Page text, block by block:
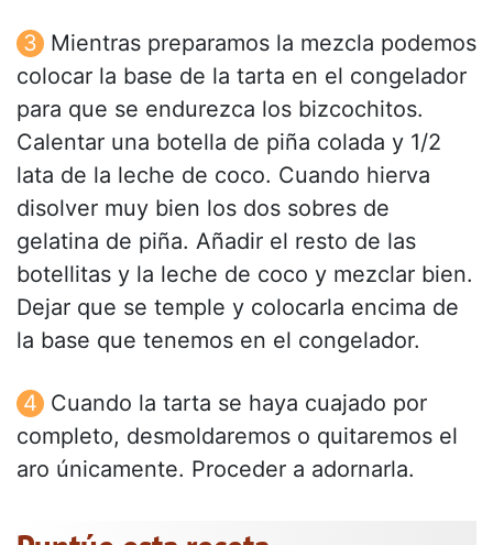
Mientras preparamos la mezcla podemos
colocar la base de la tarta en el congelador
para que se endurezca los bizcochitos.
Calentar una botella de piña colada y 1/2
lata de la leche de coco. Cuando hierva
disolver muy bien los dos sobres de
gelatina de piña. Añadir el resto de las
botellitas y la leche de coco y mezclar bien.
Dejar que se temple y colocarla encima de
la base que tenemos en el congelador.
Cuando la tarta se haya cuajado por
completo, desmoldaremos o quitaremos el
aro únicamente. Proceder a adornarla.